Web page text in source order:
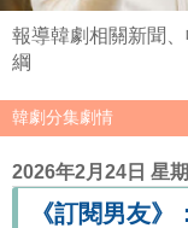
報導韓劇相關新聞
綱
2026年2月24日 星
《訂閱男友